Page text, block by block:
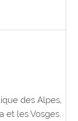
des Alpes,
et les Vosges.